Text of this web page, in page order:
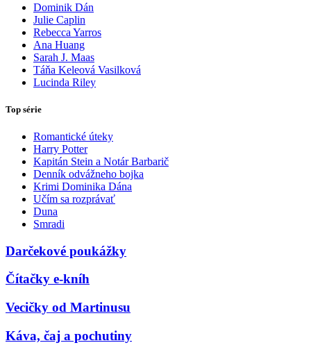
Dominik Dán
Julie Caplin
Rebecca Yarros
Ana Huang
Sarah J. Maas
Táňa Keleová Vasilková
Lucinda Riley
Top série
Romantické úteky
Harry Potter
Kapitán Stein a Notár Barbarič
Denník odvážneho bojka
Krimi Dominika Dána
Učím sa rozprávať
Duna
Smradi
Darčekové poukážky
Čítačky e-kníh
Vecičky od Martinusu
Káva, čaj a pochutiny